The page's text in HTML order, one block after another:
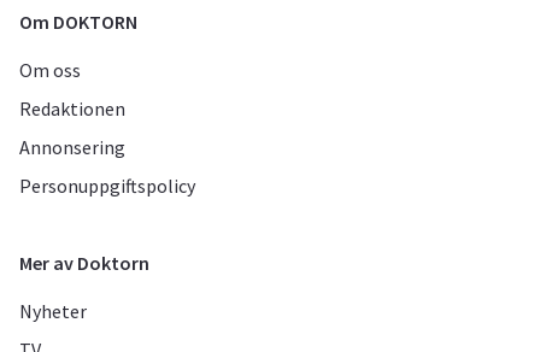
Om DOKTORN
Om oss
Redaktionen
Annonsering
Personuppgiftspolicy
Mer av Doktorn
Nyheter